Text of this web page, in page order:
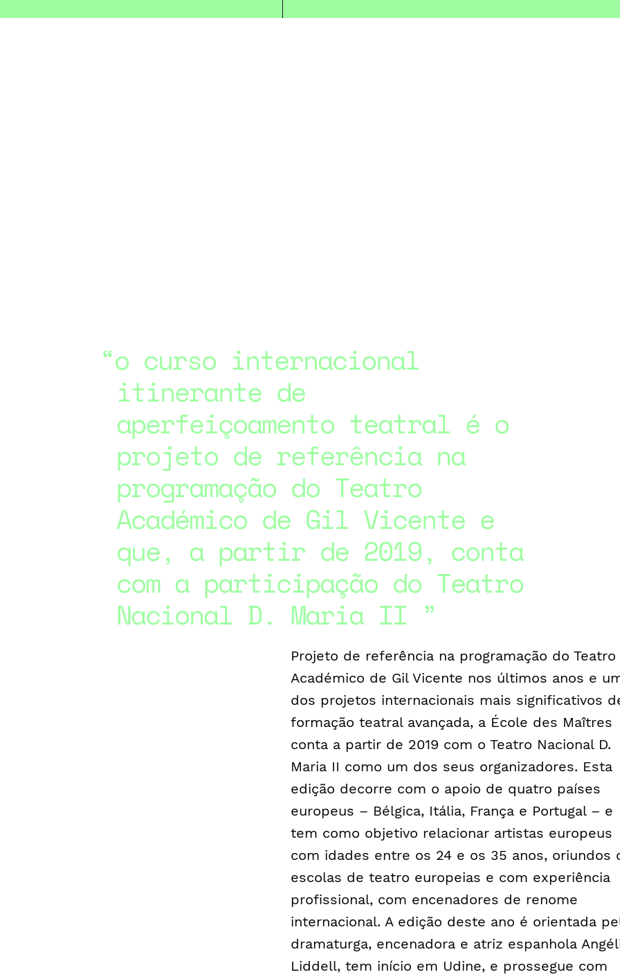
o curso internacional
itinerante de
aperfeiçoamento teatral é o
projeto de referência na
programação do Teatro
Académico de Gil Vicente e
que, a partir de 2019, conta
com a participação do Teatro
Nacional D. Maria II
Projeto de referência na programação do Teatro
Académico de Gil Vicente nos últimos anos e
dos projetos internacionais mais significativos
formação teatral avançada, a École des Maîtres
conta a partir de 2019 com o Teatro Nacional D.
Maria II como um dos seus organizadores. Esta
edição decorre com o apoio de quatro países
europeus – Bélgica, Itália, França e Portugal – e
tem como objetivo relacionar artistas europeus
com idades entre os 24 e os 35 anos, oriundos
escolas de teatro europeias e com experiência
profissional, com encenadores de renome
internacional. A edição deste ano é orientada
dramaturga, encenadora e atriz espanhola
Liddell, tem início em Udine, e prossegue com